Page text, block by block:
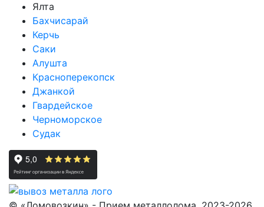
Ялта
Бахчисарай
Керчь
Саки
Алушта
Красноперекопск
Джанкой
Гвардейское
Черноморское
Судак